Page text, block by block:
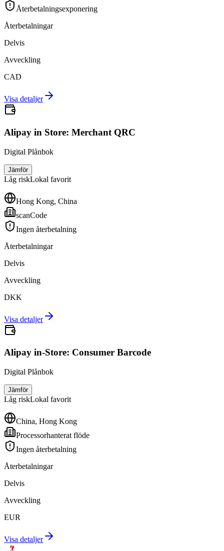
Återbetalningsexponering
Återbetalningar
Delvis
Avveckling
CAD
Visa detaljer
Alipay in Store: Merchant QRC
Digital Plånbok
Jämför
Låg riskLokal favorit
Hong Kong, China
scanCode
Ingen återbetalning
Återbetalningar
Delvis
Avveckling
DKK
Visa detaljer
Alipay in-Store: Consumer Barcode
Digital Plånbok
Jämför
Låg riskLokal favorit
China, Hong Kong
Processorhanterat flöde
Ingen återbetalning
Återbetalningar
Delvis
Avveckling
EUR
Visa detaljer